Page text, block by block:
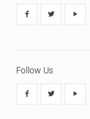
Follow Us